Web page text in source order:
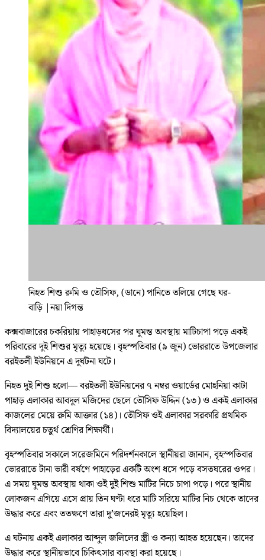
নিহত শিশু রুমি ও তৌসিফ, (ডানে) পানিতে তলিয়ে গেছে ঘর-
বাড়ি |নয়া দিগন্ত
কক্সবাজারের চকরিয়ায় পাহাড়ধসের পর ঘুমন্ত অবস্থায় মাটিচাপা পড়ে একই
পরিবারের দুই শিশুর মৃত্যু হয়েছে। বৃহস্পতিবার (৯ জুন) ভোররাতে উপজেলার
বরইতলী ইউনিয়নে এ দুর্ঘটনা ঘটে।
নিহত দুই শিশু হলো— বরইতলী ইউনিয়নের ৭ নম্বর ওয়ার্ডের মোহনিয়া কাটা
পাহাড় এলাকার আবদুল মজিদের ছেলে তৌসিফ উদ্দিন (১৩) ও একই এলাকার
কাজলের মেয়ে রুমি আক্তার (১৪)। তৌসিফ ওই এলাকার সরকারি প্রথমিক
বিদ্যালয়ের চতুর্থ শ্রেণির শিক্ষার্থী।
বৃহস্পতিবার সকালে সরেজমিনে পরিদর্শনকালে স্থানীয়রা জানান, বৃহস্পতিবার
ভোররাতে টানা ভারী বর্ষণে পাহাড়ের একটি অংশ ধসে পড়ে বসতঘরের ওপর।
এ সময় ঘুমন্ত অবস্থায় থাকা ওই দুই শিশু মাটির নিচে চাপা পড়ে। পরে স্থানীয়
লোকজন এগিয়ে এসে প্রায় তিন ঘণ্টা ধরে মাটি সরিয়ে মাটির নিচ থেকে তাদের
উদ্ধার করে এবং ততক্ষণে তারা দু’জনেরই মৃত্যু হয়েছিল।
এ ঘটনায় একই এলাকার আব্দুল জলিলের স্ত্রী ও কন্যা আহত হয়েছেন। তাদের
উদ্ধার করে স্থানীয়ভাবে চিকিৎসার ব্যবস্থা করা হয়েছে।